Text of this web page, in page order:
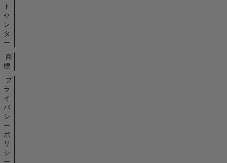
ト
セ
ン
タ
ー
商
標
プ
ラ
イ
バ
シ
ー
ポ
リ
シ